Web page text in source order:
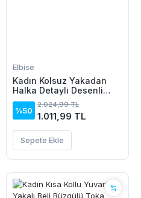
Elbise
Kadın Kolsuz Yakadan
Halka Detaylı Desenli
Midi Dalgıç Elbise
%50
2.024,99 TL
1.011,99 TL
Sepete Ekle